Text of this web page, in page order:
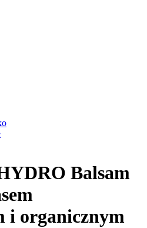
Balsam
i organicznym